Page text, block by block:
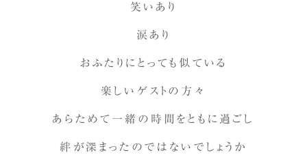
笑いあり
涙あり
おふたりにとっても似ている
楽しいゲストの方々
あらためて一緒の時間をともに過ごし
絆が深まったのではないでしょうか